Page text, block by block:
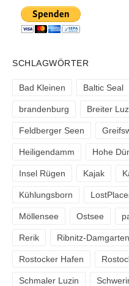
SCHLAGWÖRTER
Bad Kleinen Baltic Seal
brandenburg Breiter
Feldberger Seen
Heiligendamm Hohe
Insel Rügen Kajak
Kühlungsborn
Möllensee Ostsee
Rerik Ribnitz-Damgarten
Rostocker Hafen
Schmaler Luzin